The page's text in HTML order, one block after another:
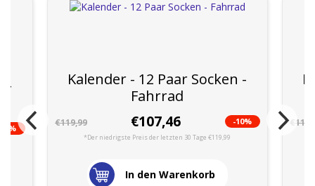
Kalender - 12 Paar Socken -
Fahrrad
€119,99 €107,46 -10%
*Der niedrigste Preis der letzten 30 Tage €119,99
In den Warenkorb
-
2%